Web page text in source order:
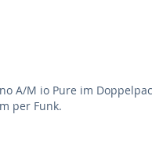
A/M io Pure im
per Funk.